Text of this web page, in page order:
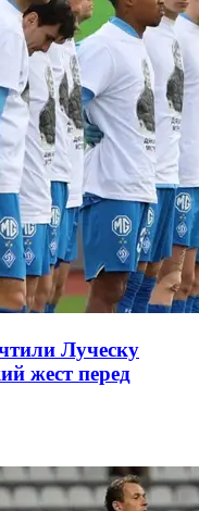
Луческу
жест перед